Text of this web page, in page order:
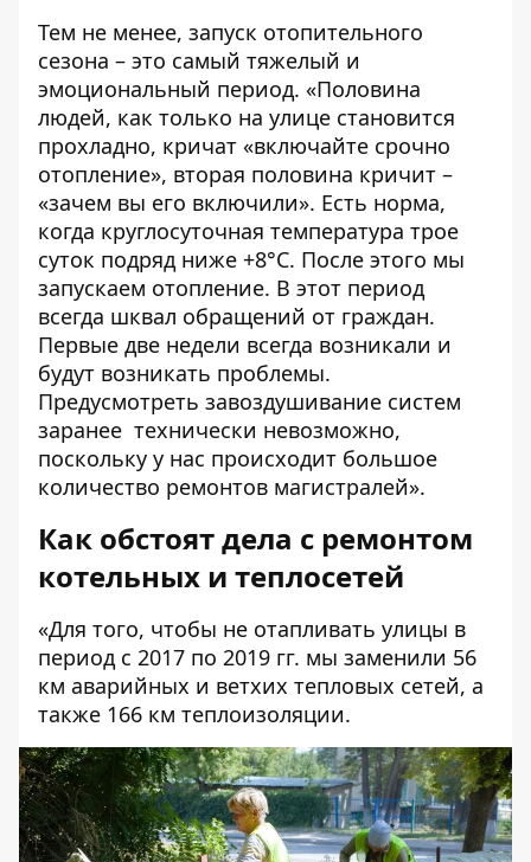
Тем не менее, запуск отопительного
сезона – это самый тяжелый и
эмоциональный период. «Половина
людей, как только на улице становится
прохладно, кричат «включайте срочно
отопление», вторая половина кричит –
«зачем вы его включили». Есть норма,
когда круглосуточная температура трое
суток подряд ниже +8°C. После этого мы
запускаем отопление. В этот период
всегда шквал обращений от граждан.
Первые две недели всегда возникали и
будут возникать проблемы.
Предусмотреть завоздушивание систем
заранее технически невозможно,
поскольку у нас происходит большое
количество ремонтов магистралей».
Как обстоят дела с ремонтом
котельных и теплосетей
«Для того, чтобы не отапливать улицы в
период с 2017 по 2019 гг. мы заменили 56
км аварийных и ветхих тепловых сетей, а
также 166 км теплоизоляции.